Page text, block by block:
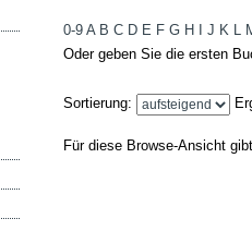
0-9 A B C D E F G H J K L
Oder geben Sie die ersten
Sortierung:
Für diese Browse-Ansicht